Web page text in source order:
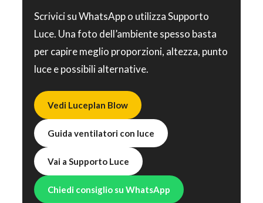
Scrivici su WhatsApp o utilizza Supporto
Luce. Una foto dell’ambiente spesso basta
per capire meglio proporzioni, altezza, punto
luce e possibili alternative.
Vedi Luceplan Blow
Guida ventilatori con luce
Vai a Supporto Luce
Chiedi consiglio su WhatsApp